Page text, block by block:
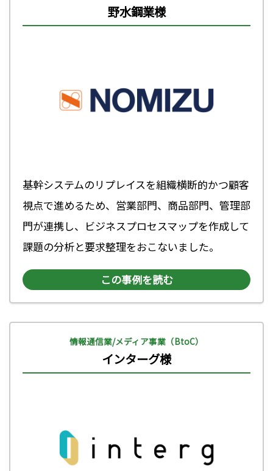
野水鋼業様
基幹システムのリプレイスを組織横断的かつ顧客
視点で進めるため、営業部門、商品部門、管理部
門が連携し、ビジネスプロセスマップを作成して
課題の分析と要求整理をおこないました。
この事例を読む
情報通信業/メディア事業（BtoC）
インターグ様